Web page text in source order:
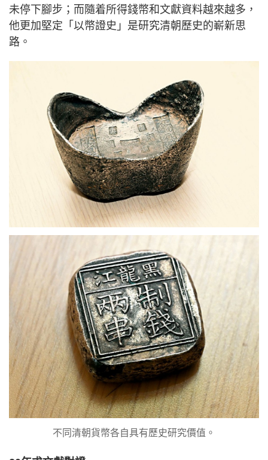
未停下腳步；而隨着所得錢幣和文獻資料越來越多，
他更加堅定「以幣證史」是研究清朝歷史的嶄新思
路。
不同清朝貨幣各自具有歷史研究價值。